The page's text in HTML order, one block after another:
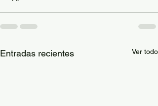
Entradas recientes Ver todo